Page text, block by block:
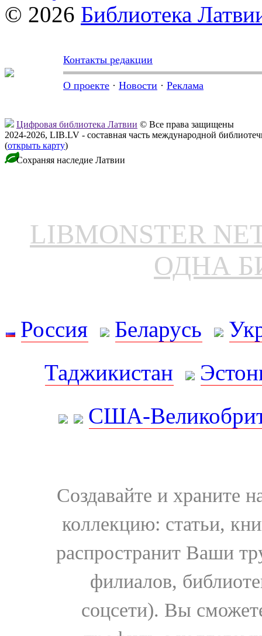
© 2026 Библиотека
Контакты редакции
О проекте · Новости · Реклама
Цифровая библиотека Латвии © Все права защищены
2024-2026, LIB.LV - составная часть международной
(открыть карту)
Сохраняя наследие Латвии
LIBMONSTER
ОДНА
Россия Беларусь
Таджикистан
США-
Создавайте и храните
коллекцию: статьи,
распространит Ваши
филиалов,
соцсети). Вы